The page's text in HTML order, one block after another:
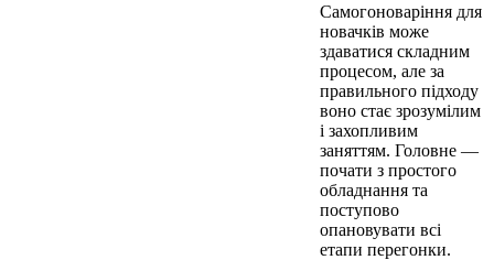
Самогоноваріння для
новачків може
здаватися складним
процесом, але за
правильного підходу
воно стає зрозумілим
і захопливим
заняттям. Головне —
почати з простого
обладнання та
поступово
опановувати всі
етапи перегонки.